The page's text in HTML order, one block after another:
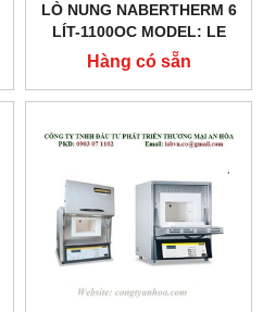
LÒ NUNG NABERTHERM 6
LÍT-1100OC MODEL: LE
6/11
Hàng có sẵn